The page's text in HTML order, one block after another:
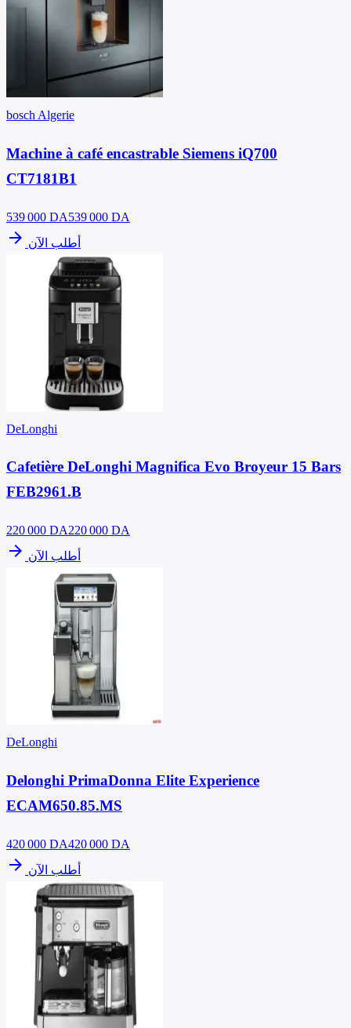
bosch Algerie
Machine à café encastrable Siemens iQ700
CT7181B1
539 000 DA539 000 DA
arrow_forward أطلب الآن
DeLonghi
Cafetière DeLonghi Magnifica Evo Broyeur 15 Bars
FEB2961.B
220 000 DA220 000 DA
arrow_forward أطلب الآن
DeLonghi
Delonghi PrimaDonna Elite Experience
ECAM650.85.MS
420 000 DA420 000 DA
arrow_forward أطلب الآن